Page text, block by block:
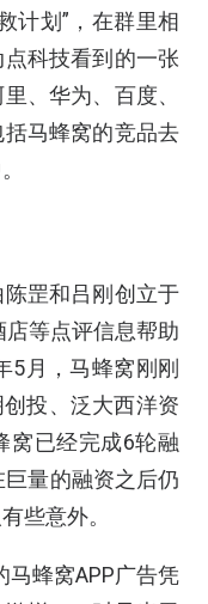
计划”，在群里相
科技看到的一张
、华为、百度、
马蜂窝的竞品去
罡和吕刚创立于
等点评信息帮助
5月，马蜂窝刚刚
投、泛大西洋资
窝已经完成6轮融
量的融资之后仍
些意外。
马蜂窝APP广告凭